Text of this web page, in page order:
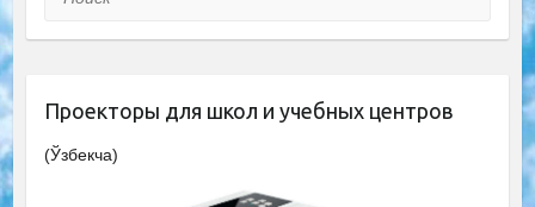
Проекторы для школ и учебных центров
(Ўзбекча)